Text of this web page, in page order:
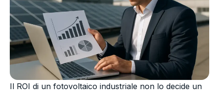
Il ROI di un fotovoltaico industriale non lo decide un